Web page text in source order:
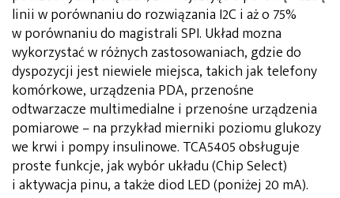
linii w porównaniu do rozwiązania I2C i aż o 75%
w porównaniu do magistrali SPI. Układ mozna
wykorzystać w różnych zastosowaniach, gdzie do
dyspozycji jest niewiele miejsca, takich jak telefony
komórkowe, urządzenia PDA, przenośne
odtwarzacze multimedialne i przenośne urządzenia
pomiarowe – na przykład mierniki poziomu glukozy
we krwi i pompy insulinowe. TCA5405 obsługuje
proste funkcje, jak wybór układu (Chip Select)
i aktywacja pinu, a także diod LED (poniżej 20 mA).